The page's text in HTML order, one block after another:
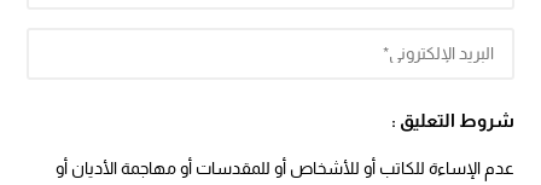
شروط التعليق :
عدم الإساءة للكاتب أو للأشخاص أو للمقدسات أو مهاجمة الأديان أو